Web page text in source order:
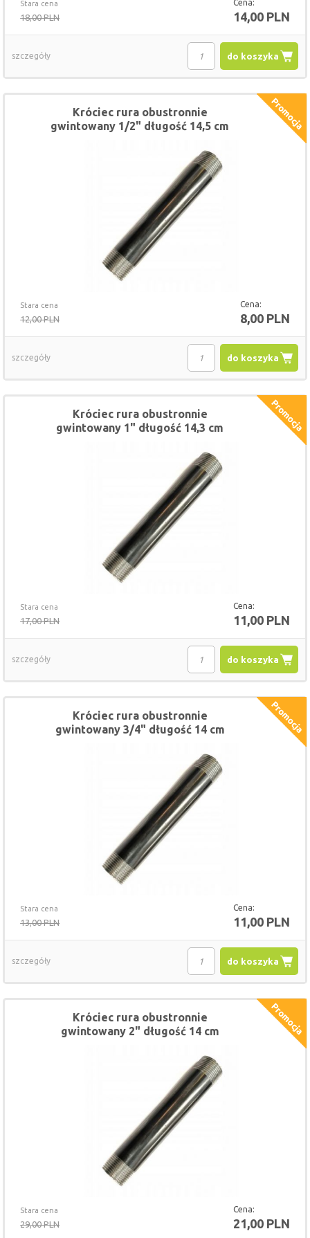
Stara cena
18,00 PLN
Cena:
14,00 PLN
do koszyka
szczegóły
Stara cena
12,00 PLN
Cena:
8,00 PLN
Króciec rura obustronnie
gwintowany 1/2" długość 14,5 cm
do koszyka
szczegóły
Stara cena
17,00 PLN
Cena:
11,00 PLN
Króciec rura obustronnie
gwintowany 1" długość 14,3 cm
do koszyka
szczegóły
Stara cena
13,00 PLN
Cena:
11,00 PLN
Króciec rura obustronnie
gwintowany 3/4" długość 14 cm
do koszyka
szczegóły
Stara cena
29,00 PLN
Cena:
21,00 PLN
Króciec rura obustronnie
gwintowany 2" długość 14 cm